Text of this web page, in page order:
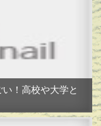
！高校や大学と